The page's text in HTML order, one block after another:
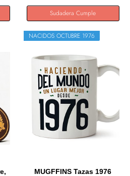
Sudadera Cumple
NACIDOS OCTUBRE 1976
MUGFFINS Tazas 1976